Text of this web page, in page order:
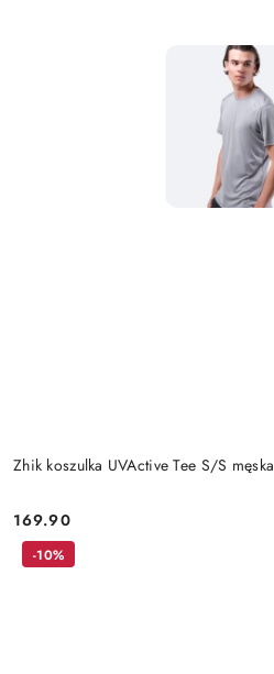
Zhik koszulka UVActive Tee S/S męska
Cena:
169.90
-10%